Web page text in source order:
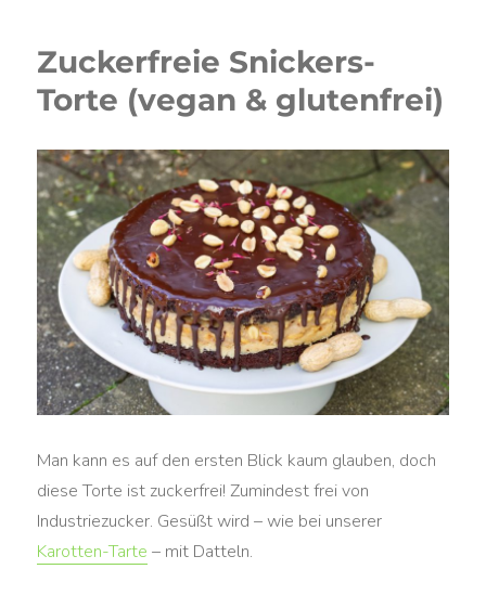
Zuckerfreie Snickers-
Torte (vegan & glutenfrei)
Man kann es auf den ersten Blick kaum glauben, doch
diese Torte ist zuckerfrei! Zumindest frei von
Industriezucker. Gesüßt wird – wie bei unserer
Karotten-Tarte – mit Datteln.